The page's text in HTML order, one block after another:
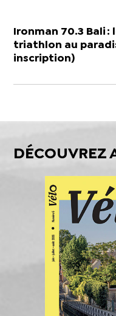
Ironman 70.3 Bali
triathlon au
inscription)
DÉCOUVREZ